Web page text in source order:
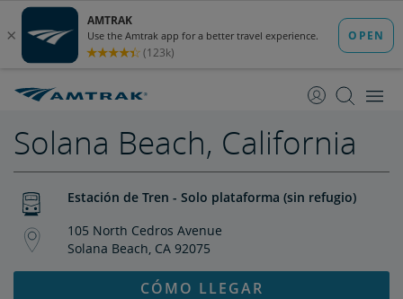
Contenido
Navegación
Solana Beach, California
Estación de Tren - Solo plataforma (sin refugio)
105 North Cedros Avenue
Solana Beach, CA 92075
CÓMO LLEGAR